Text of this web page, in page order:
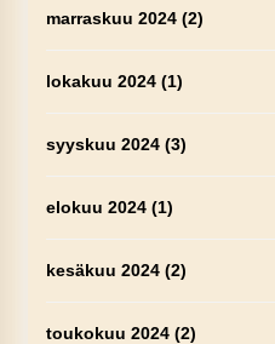
marraskuu 2024(2)
lokakuu 2024(1)
syyskuu 2024(3)
elokuu 2024(1)
kesäkuu 2024(2)
toukokuu 2024(2)